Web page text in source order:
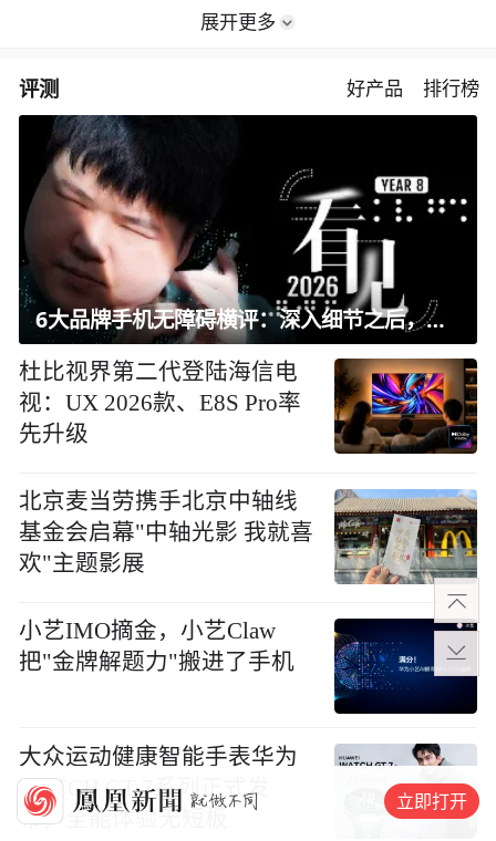
展开更多
评测 好产品 排行榜
6大品牌手机无障碍横评：深入细节之后，似乎只有苹果能挺住？｜ 看见2026
杜比视界第二代登陆海信电
视：UX 2026款、E8S Pro率
先升级
北京麦当劳携手北京中轴线
基金会启幕"中轴光影 我就喜
欢"主题影展
小艺IMO摘金，小艺Claw
把"金牌解题力"搬进了手机
大众运动健康智能手表华为
WATCH GT 7系列正式发
布，全能体验无短板
立即打开